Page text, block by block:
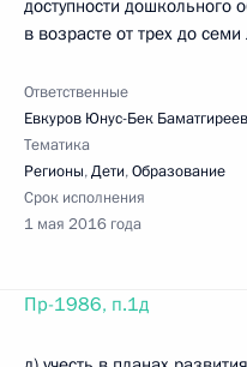
доступности дошкольного
в возрасте от трех до семи
Ответственные
Евкуров Юнус-Бек
Тематика
Регионы,Дети,Образование
Срок исполнения
1 мая 2016 года
Пр-1986, п.1д